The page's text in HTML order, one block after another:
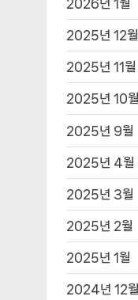
2026년 1월
2025년 12월
2025년 11월
2025년 10월
2025년 9월
2025년 4월
2025년 3월
2025년 2월
2025년 1월
2024년 12월